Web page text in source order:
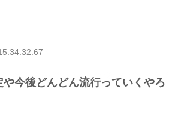
や今後どんどん流行っていくやろ